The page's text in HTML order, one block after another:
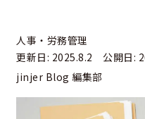
人事・労務管理
更新日: 2025.8.2 公開日:
jinjer Blog 編集部